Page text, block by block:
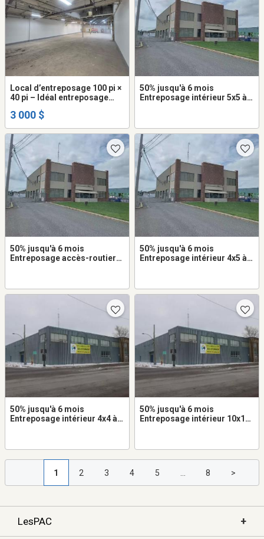
Local d’entreposage 100 pi ×
40 pi – Idéal entreposage
3 000 $
50% jusqu'à 6 mois
Entreposage intérieur 5x5 à
50% jusqu'à 6 mois
Entreposage accès-routier
50% jusqu'à 6 mois
Entreposage intérieur 4x5 à
50% jusqu'à 6 mois
Entreposage intérieur 4x4 à
50% jusqu'à 6 mois
Entreposage intérieur 10x11
1 2 3 4 5 8 >
LesPAC +